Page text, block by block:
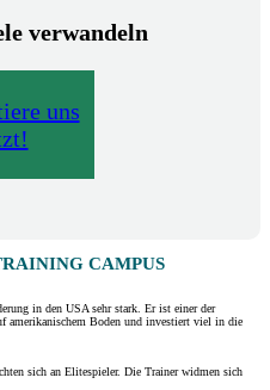
verwandeln
uns
CAMPUS
in den USA sehr stark. Er ist einer der
amerikanischem Boden und investiert viel in die
sich an Elitespieler. Die Trainer widmen sich